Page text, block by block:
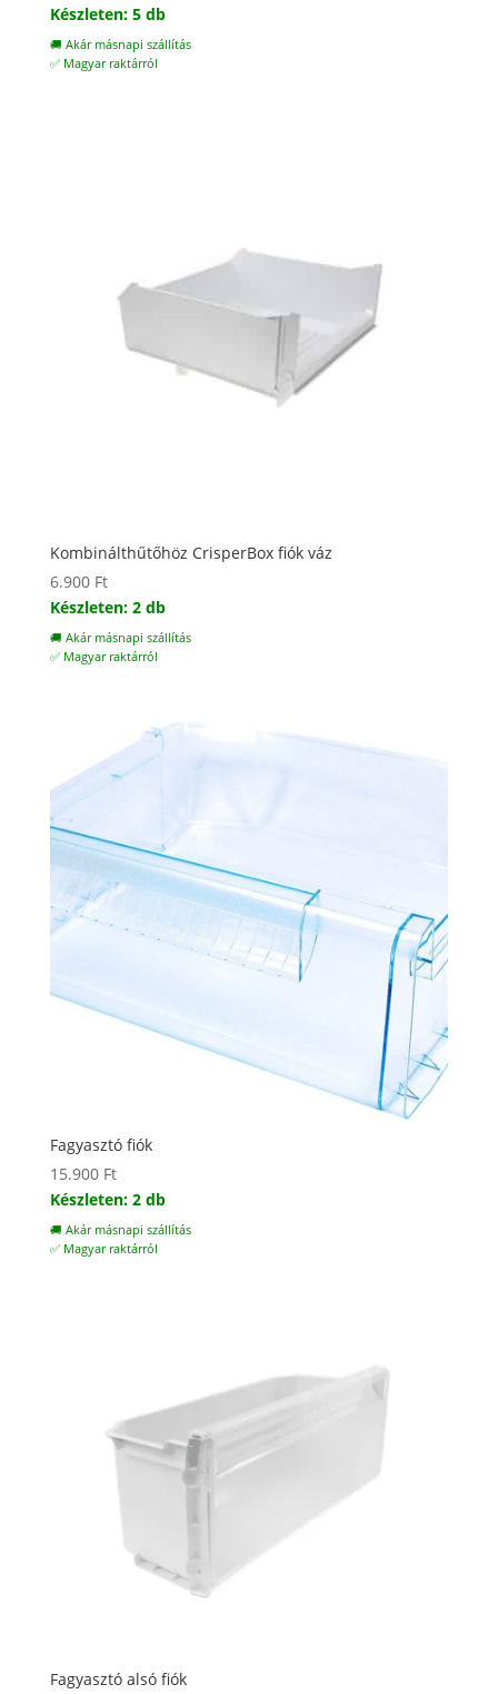
Készleten: 5 db
🚚 Akár másnapi szállítás
✅ Magyar raktárról
Kombinálthűtőhöz CrisperBox fiók váz
6.900 Ft
Készleten: 2 db
🚚 Akár másnapi szállítás
✅ Magyar raktárról
Fagyasztó fiók
15.900 Ft
Készleten: 2 db
🚚 Akár másnapi szállítás
✅ Magyar raktárról
Fagyasztó alsó fiók